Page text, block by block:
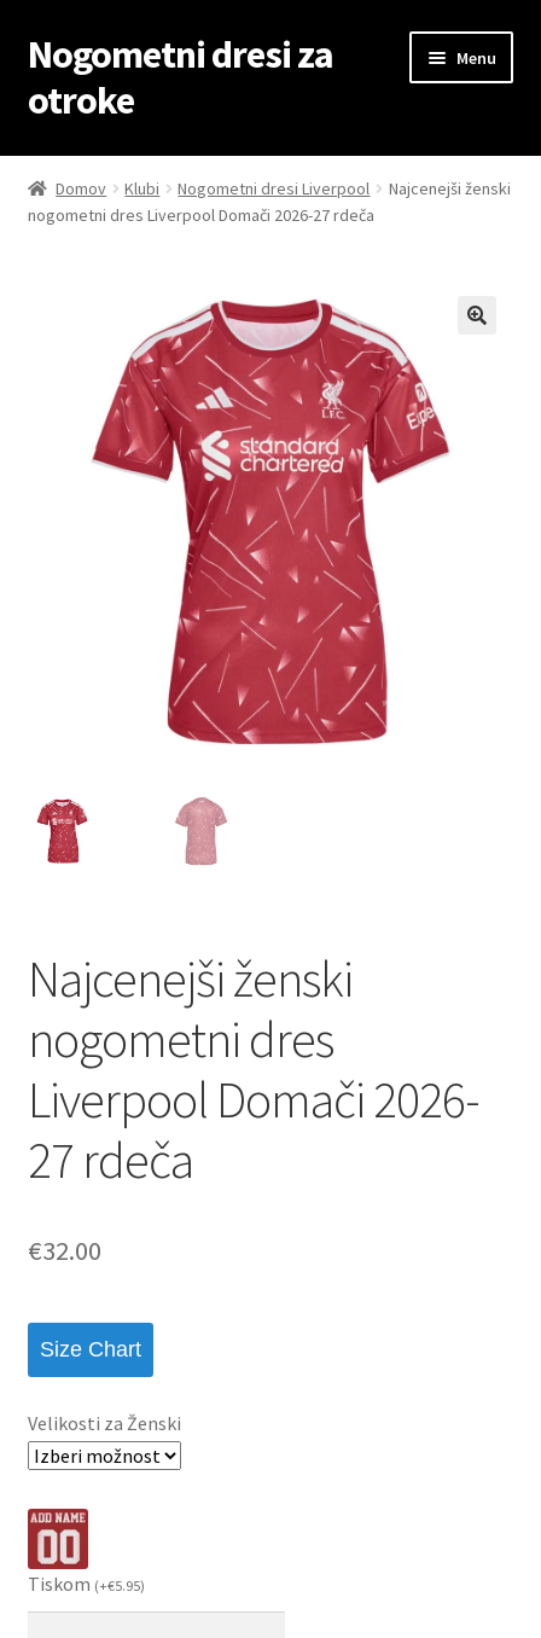
Skip
to
navigation
Skip
to
content
Nogometni dresi za
otroke
Menu
Domov
Blog
Moj račun
Domov Klubi Nogometni dresi Liverpool
Najcenejši ženski
nogometni dres Liverpool Domači 2026-27 rdeča
Najcenejši ženski
nogometni dres
Liverpool Domači 2026-
27 rdeča
€32.00
Size Chart
Velikosti za Ženski
Tiskom (+€5.95)